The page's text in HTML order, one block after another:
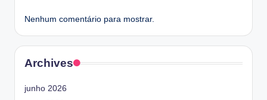
Nenhum comentário para mostrar.
Archives
junho 2026